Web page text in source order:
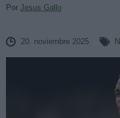
Por Jesus Gallo
20. noviembre 2025